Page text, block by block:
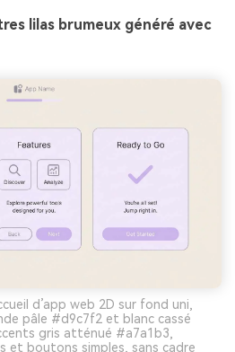
lilas brumeux généré avec
d’app web 2D sur fond uni,
pâle #d9c7f2 et blanc cassé
gris atténué #a7a1b3,
et boutons simples, sans cadre